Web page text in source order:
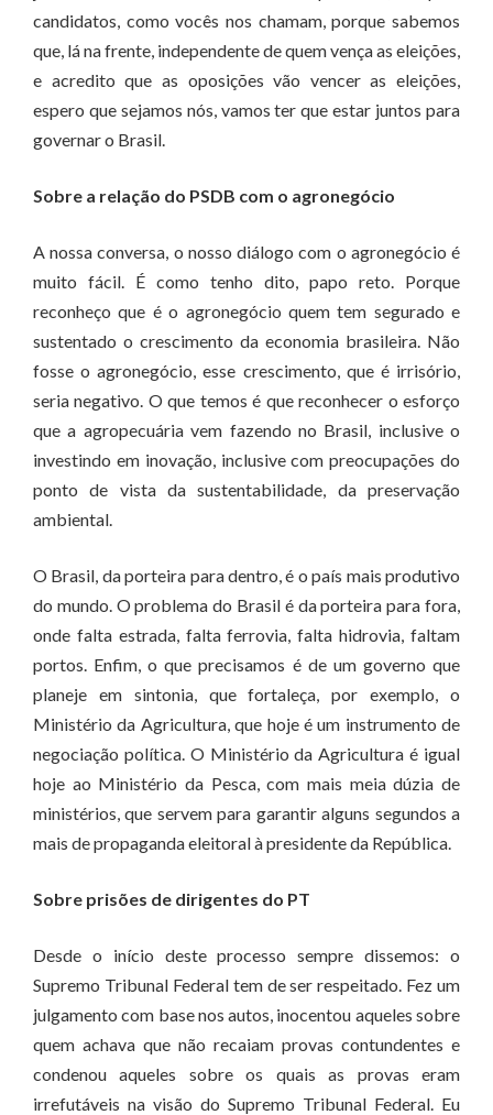
candidatos, como vocês nos chamam, porque sabemos
que, lá na frente, independente de quem vença as eleições,
e acredito que as oposições vão vencer as eleições,
espero que sejamos nós, vamos ter que estar juntos para
governar o Brasil.
Sobre a relação do PSDB com o agronegócio
A nossa conversa, o nosso diálogo com o agronegócio é
muito fácil. É como tenho dito, papo reto. Porque
reconheço que é o agronegócio quem tem segurado e
sustentado o crescimento da economia brasileira. Não
fosse o agronegócio, esse crescimento, que é irrisório,
seria negativo. O que temos é que reconhecer o esforço
que a agropecuária vem fazendo no Brasil, inclusive o
investindo em inovação, inclusive com preocupações do
ponto de vista da sustentabilidade, da preservação
ambiental.
O Brasil, da porteira para dentro, é o país mais produtivo
do mundo. O problema do Brasil é da porteira para fora,
onde falta estrada, falta ferrovia, falta hidrovia, faltam
portos. Enfim, o que precisamos é de um governo que
planeje em sintonia, que fortaleça, por exemplo, o
Ministério da Agricultura, que hoje é um instrumento de
negociação política. O Ministério da Agricultura é igual
hoje ao Ministério da Pesca, com mais meia dúzia de
ministérios, que servem para garantir alguns segundos a
mais de propaganda eleitoral à presidente da República.
Sobre prisões de dirigentes do PT
Desde o início deste processo sempre dissemos: o
Supremo Tribunal Federal tem de ser respeitado. Fez um
julgamento com base nos autos, inocentou aqueles sobre
quem achava que não recaiam provas contundentes e
condenou aqueles sobre os quais as provas eram
irrefutáveis na visão do Supremo Tribunal Federal. Eu